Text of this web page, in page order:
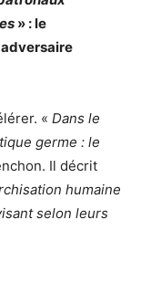
» : le
« Dans le
germe : le
Il décrit
humaine
selon leurs